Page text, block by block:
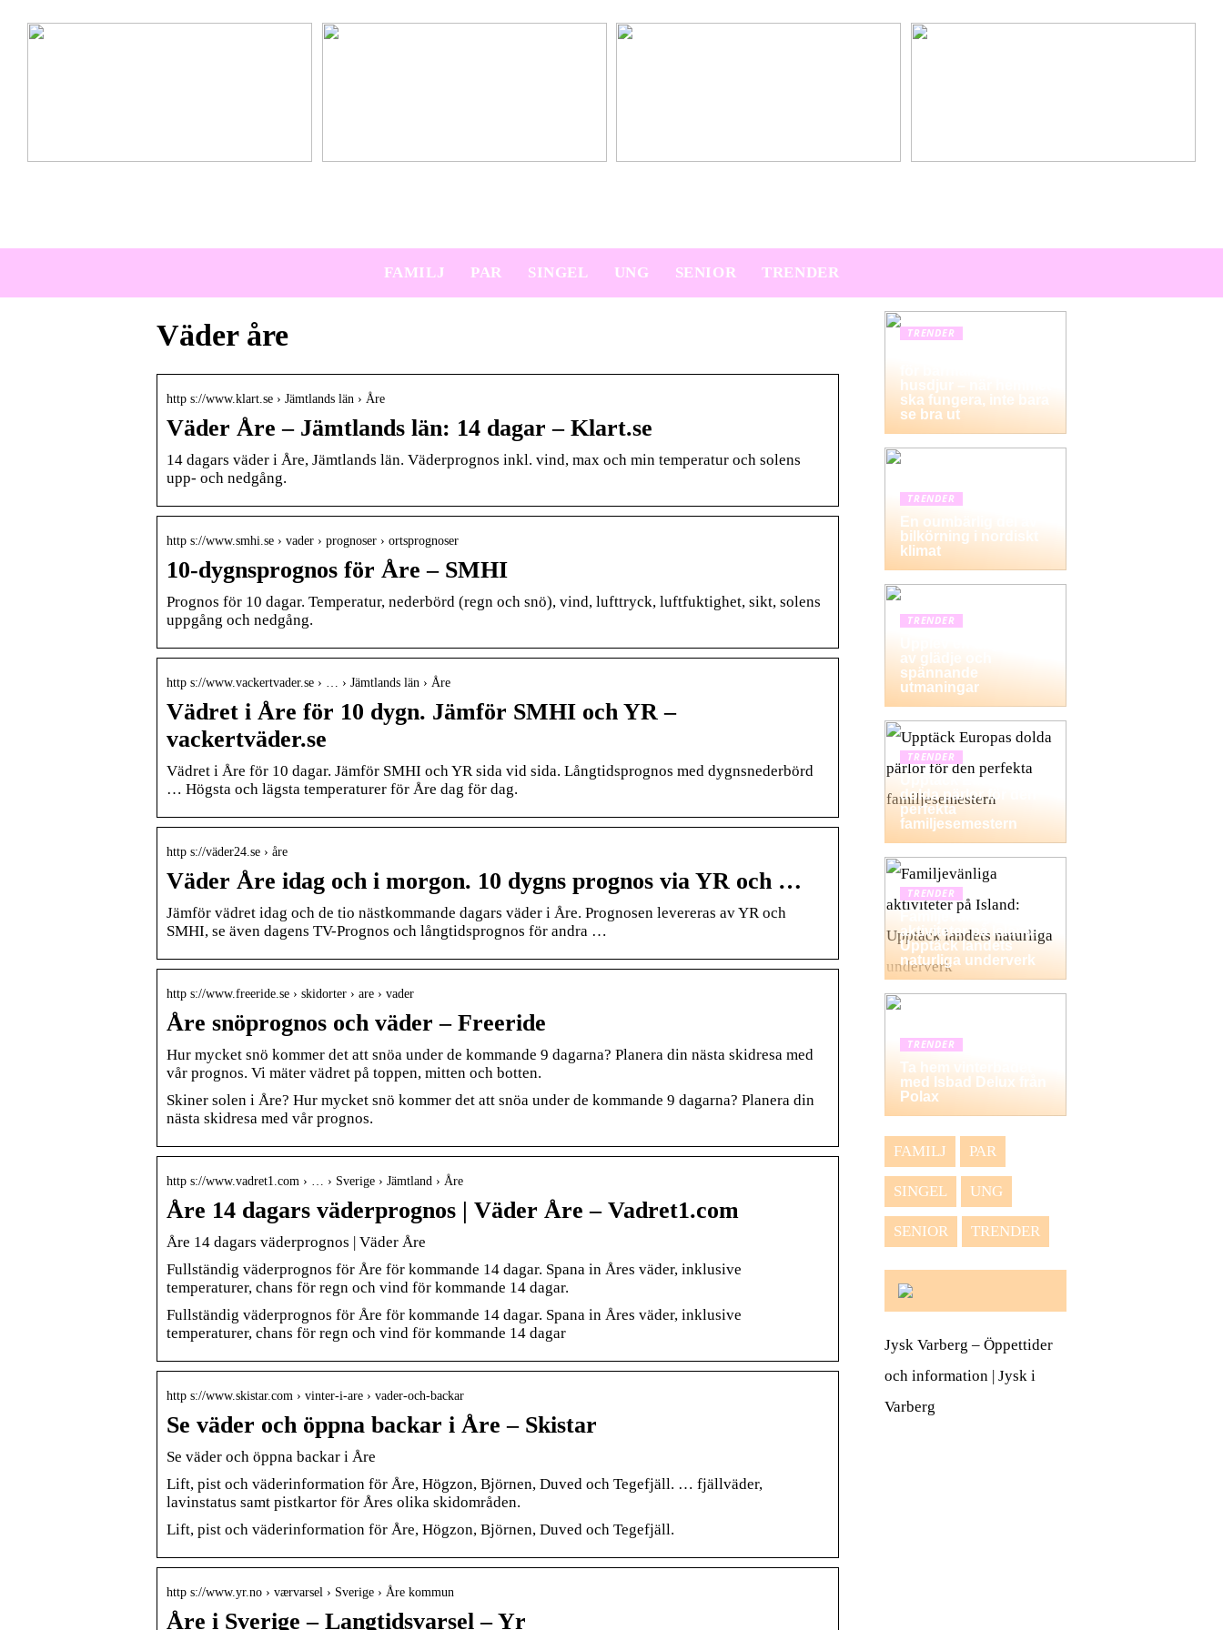
FAMILJ PAR SINGEL UNG SENIOR TRENDER
Väder åre
http s://www.klart.se › Jämtlands län › Åre
Väder Åre – Jämtlands län: 14 dagar – Klart.se
14 dagars väder i Åre, Jämtlands län. Väderprognos inkl. vind, max och min temperatur och solens
upp- och nedgång.
http s://www.smhi.se › vader › prognoser › ortsprognoser
10-dygnsprognos för Åre – SMHI
Prognos för 10 dagar. Temperatur, nederbörd (regn och snö), vind, lufttryck, luftfuktighet, sikt, solens
uppgång och nedgång.
http s://www.vackertvader.se › … › Jämtlands län › Åre
Vädret i Åre för 10 dygn. Jämför SMHI och YR –
vackertväder.se
Vädret i Åre för 10 dagar. Jämför SMHI och YR sida vid sida. Långtidsprognos med dygnsnederbörd
… Högsta och lägsta temperaturer för Åre dag för dag.
http s://väder24.se › åre
Väder Åre idag och i morgon. 10 dygns prognos via YR och …
Jämför vädret idag och de tio nästkommande dagars väder i Åre. Prognosen levereras av YR och
SMHI, se även dagens TV-Prognos och långtidsprognos för andra …
http s://www.freeride.se › skidorter › are › vader
Åre snöprognos och väder – Freeride
Hur mycket snö kommer det att snöa under de kommande 9 dagarna? Planera din nästa skidresa med
vår prognos. Vi mäter vädret på toppen, mitten och botten.
Skiner solen i Åre? Hur mycket snö kommer det att snöa under de kommande 9 dagarna? Planera din
nästa skidresa med vår prognos.
http s://www.vadret1.com › … › Sverige › Jämtland › Åre
Åre 14 dagars väderprognos | Väder Åre – Vadret1.com
Åre 14 dagars väderprognos | Väder Åre
Fullständig väderprognos för Åre för kommande 14 dagar. Spana in Åres väder, inklusive
temperaturer, chans för regn och vind för kommande 14 dagar.
Fullständig väderprognos för Åre för kommande 14 dagar. Spana in Åres väder, inklusive
temperaturer, chans för regn och vind för kommande 14 dagar
http s://www.skistar.com › vinter-i-are › vader-och-backar
Se väder och öppna backar i Åre – Skistar
Se väder och öppna backar i Åre
Lift, pist och väderinformation för Åre, Högzon, Björnen, Duved och Tegefjäll. … fjällväder,
lavinstatus samt pistkartor för Åres olika skidområden.
Lift, pist och väderinformation för Åre, Högzon, Björnen, Duved och Tegefjäll.
http s://www.yr.no › værvarsel › Sverige › Åre kommun
Åre i Sverige – Langtidsvarsel – Yr
TRENDER
husdjur – när hemmet
ska fungera, inte bara
se bra ut
TRENDER
En oumbärlig del av
bilkörning i nordiskt
klimat
TRENDER
av glädje och
spännande
utmaningar
TRENDER
Upptäck Europas
dolda pärlor för den
perfekta
familjesemestern
TRENDER
Familjevänliga
aktiviteter på Island:
Upptäck landets
naturliga underverk
TRENDER
Ta hem vinterbadet
med Isbad Delux från
Polax
FAMILJ PAR
SINGEL UNG
SENIOR TRENDER
Jysk Varberg – Öppettider
och information | Jysk i
Varberg